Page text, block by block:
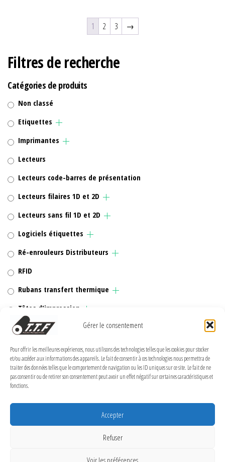
Gérer le consentement
Pour offrir les meilleures expériences, nous utilisons des technologies telles que les cookies pour stocker
et/ou accéder aux informations des appareils. Le fait de consentir à ces technologies nous permettra de
traiter des données telles que le comportement de navigation ou les ID uniques sur ce site. Le fait de ne
pas consentir ou de retirer son consentement peut avoir un effet négatif sur certaines caractéristiques et
fonctions.
Accepter
Refuser
Voir les préférences
1 2 3 →
Filtres de recherche
Catégories de produits
Non classé
Etiquettes
Imprimantes
Lecteurs
Lecteurs code-barres de présentation
Lecteurs filaires 1D et 2D
Lecteurs sans fil 1D et 2D
Logiciels étiquettes
Ré-enrouleurs Distributeurs
RFID
Rubans transfert thermique
Têtes d'impression
MENTIONS LÉGALES
Politique de confidentialité
Conditions Générales de Vente